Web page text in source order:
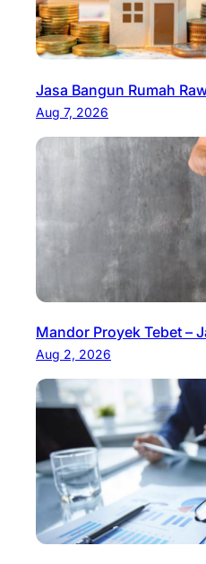
Jasa Bangun Rumah
Aug 7, 2026
Mandor Proyek Tebet –
Aug 2, 2026